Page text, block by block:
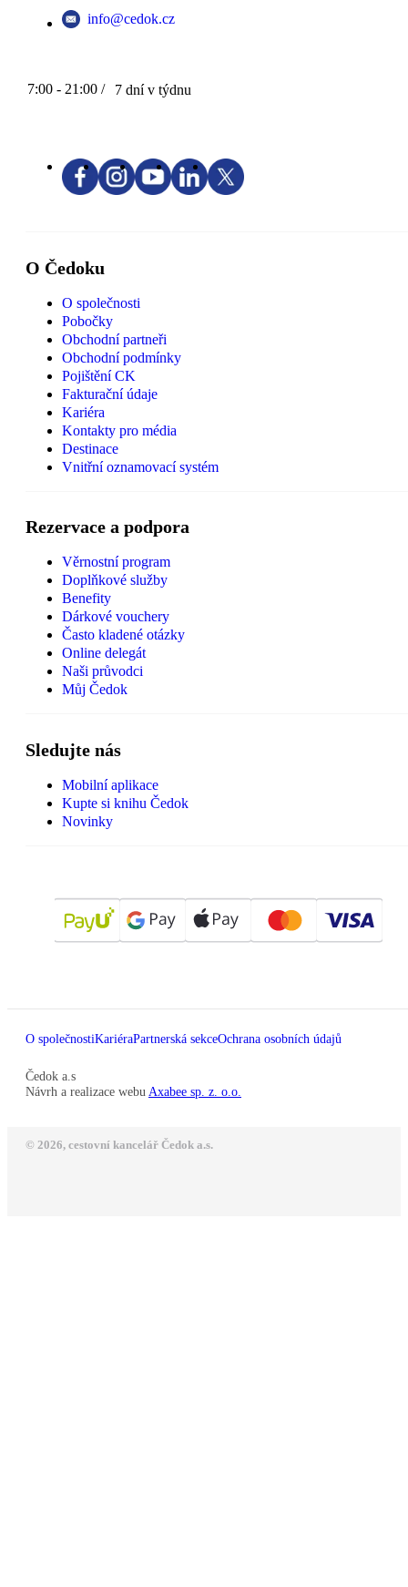
info@cedok.cz
7:00 - 21:00 / 7 dní v týdnu
O Čedoku
O společnosti
Pobočky
Obchodní partneři
Obchodní podmínky
Pojištění CK
Fakturační údaje
Kariéra
Kontakty pro média
Destinace
Vnitřní oznamovací systém
Rezervace a podpora
Věrnostní program
Doplňkové služby
Benefity
Dárkové vouchery
Často kladené otázky
Online delegát
Naši průvodci
Můj Čedok
Sledujte nás
Mobilní aplikace
Kupte si knihu Čedok
Novinky
O společnostiKariéraPartnerská sekceOchrana osobních údajů
Čedok a.s
Návrh a realizace webu Axabee sp. z. o.o.
© 2026, cestovní kancelář Čedok a.s.